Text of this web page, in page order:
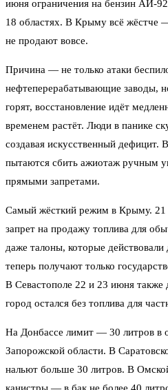
июня ограничения на бензин АИ-
18 областях. В Крыму всё жёстче
не продают вовсе.
Причина — не только атаки
нефтеперерабатывающие заводы,
горят, восстановление идёт
временем растёт. Люди в панике
создавая искусственный дефицит.
пытаются сбить ажиотаж ручным
прямыми запретами.
Самый жёсткий режим в Крыму. 21
запрет на продажу топлива для
даже талоны, которые действовали
теперь получают только
В Севастополе 22 и 23 июня также
город остался без топлива для
На Донбассе лимит — 30 литров в
Запорожской области. В
нальют больше 30 литров. В